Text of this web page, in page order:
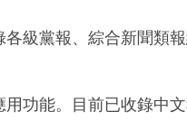
級黨報、綜合新聞類
功能。目前已收錄中